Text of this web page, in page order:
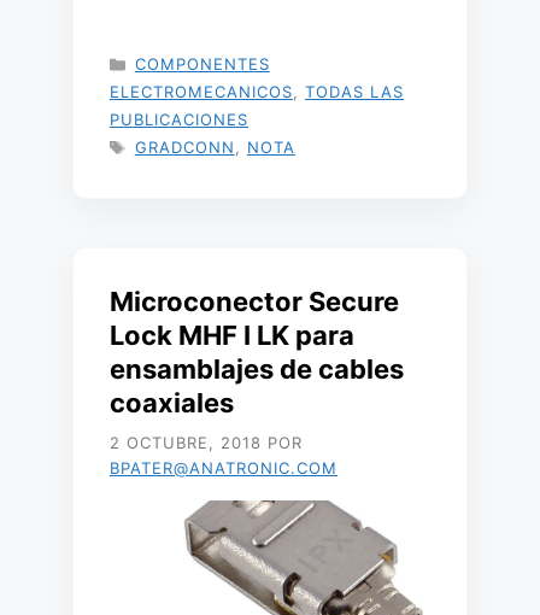
CATEGORÍAS
COMPONENTES
ELECTROMECANICOS
TODAS LAS
PUBLICACIONES
ETIQUETAS
GRADCONN NOTA
Microconector Secure
Lock MHF I LK para
ensamblajes de cables
coaxiales
2 OCTUBRE, 2018 POR
BPATER@ANATRONIC.COM